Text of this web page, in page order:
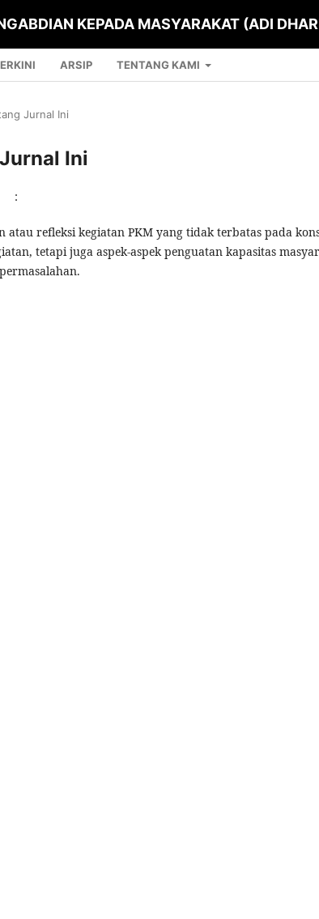
KEPADA MASYARAKAT (ADI
ARSIP TENTANG KAMI
Jurnal Ini
Ini
:
atau refleksi kegiatan PKM yang tidak terbatas pada
tetapi juga aspek-aspek penguatan kapasitas